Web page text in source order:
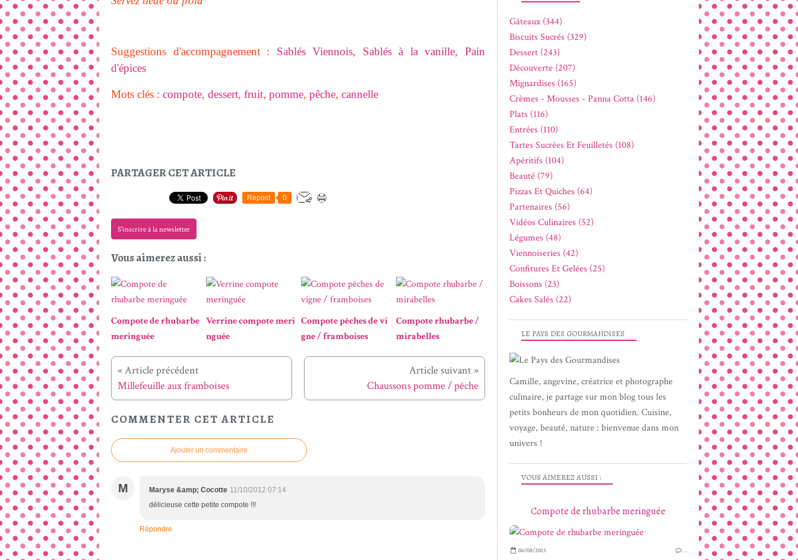
Suggestions d'accompagnement : Sablés Viennois, Sablés à la vanille,
Pain
d'épices
Mots clés : compote, dessert, fruit, pomme, pêche, cannelle
PARTAGER CET ARTICLE
Repost 0
S'inscrire à la newsletter
Vous aimerez aussi :
Compote de rhubarbe
meringuée
Verrine compote meri
nguée
Compote pêches de vi
gne / framboises
Compote rhubarbe /
mirabelles
« Article précédent
Millefeuille aux framboises
Article suivant »
Chaussons pomme / pêche
COMMENTER CET ARTICLE
Ajouter un commentaire
M Maryse &amp; Cocotte 11/10/2012 07:14
délicieuse cette petite compote !!!
Répondre
LE PAYS DES GOURMANDISES
Camille, angevine, créatrice et photographe
culinaire, je partage sur mon blog tous les
petits bonheurs de mon quotidien. Cuisine,
voyage, beauté, nature : bienvenue dans mon
univers !
VOUS AIMEREZ AUSSI :
Compote de rhubarbe meringuée
06/08/2013 …
Gâteaux (344)
Biscuits Sucrés (329)
Dessert (243)
Découverte (207)
Mignardises (165)
Crèmes - Mousses - Panna Cotta (146)
Plats (116)
Entrées (110)
Tartes Sucrées Et Feuilletés (108)
Apéritifs (104)
Beauté (79)
Pizzas Et Quiches (64)
Partenaires (56)
Vidéos Culinaires (52)
Légumes (48)
Viennoiseries (42)
Confitures Et Gelées (25)
Boissons (23)
Cakes Salés (22)